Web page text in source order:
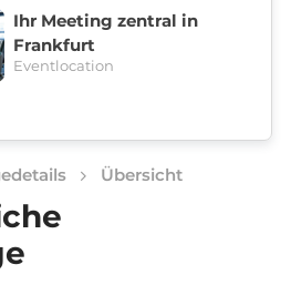
Ihr Meeting zentral in
Frankfurt
Eventlocation
Übersicht